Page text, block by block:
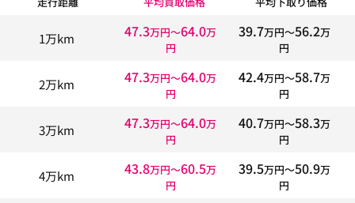
1万km 47.3万円〜64.0万
円
39.7万円〜56.2万
円
2万km 47.3万円〜64.0万
円
42.4万円〜58.7万
円
3万km 47.3万円〜64.0万
円
40.7万円〜58.3万
円
4万km 43.8万円〜60.5万
円
39.5万円〜50.9万
円